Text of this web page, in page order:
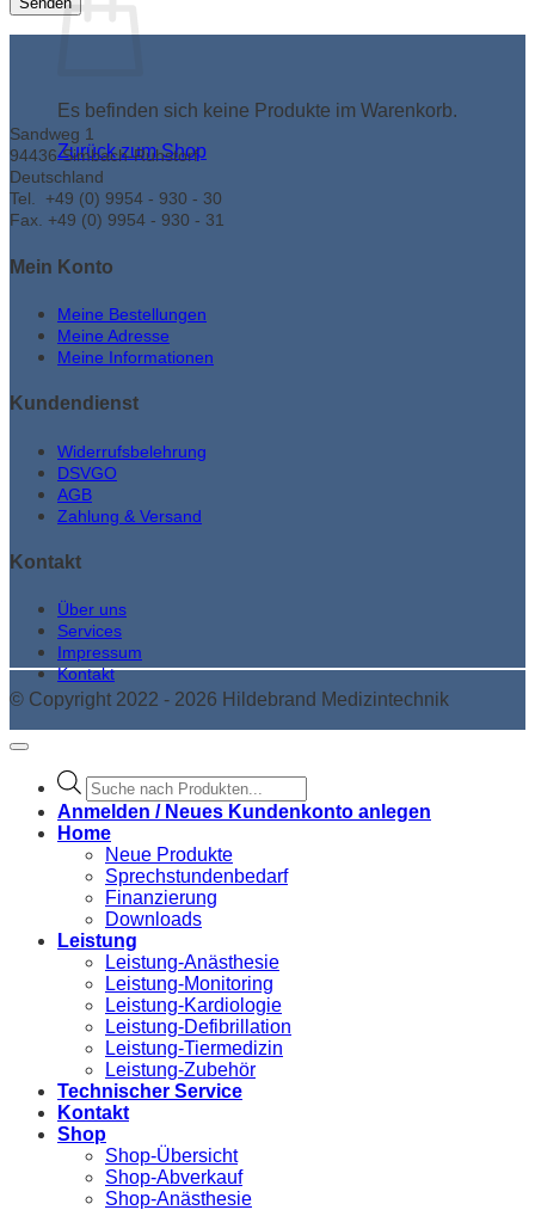
Es befinden sich keine Produkte im Warenkorb.
Zurück zum Shop
Sandweg 1
94436 Simbach-Ruhstorf
Deutschland
Tel. +49 (0) 9954 - 930 - 30
Fax. +49 (0) 9954 - 930 - 31
Mein Konto
Meine Bestellungen
Meine Adresse
Meine Informationen
Kundendienst
Widerrufsbelehrung
DSVGO
AGB
Zahlung & Versand
Kontakt
Über uns
Services
Impressum
Kontakt
© Copyright 2022 - 2026 Hildebrand Medizintechnik
Products
search
Anmelden / Neues Kundenkonto anlegen
Home
Neue Produkte
Sprechstundenbedarf
Finanzierung
Downloads
Leistung
Leistung-Anästhesie
Leistung-Monitoring
Leistung-Kardiologie
Leistung-Defibrillation
Leistung-Tiermedizin
Leistung-Zubehör
Technischer Service
Kontakt
Shop
Shop-Übersicht
Shop-Abverkauf
Shop-Anästhesie